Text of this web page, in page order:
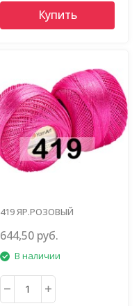
Купить
419 ЯР.РОЗОВЫЙ
644,50 руб.
В наличии